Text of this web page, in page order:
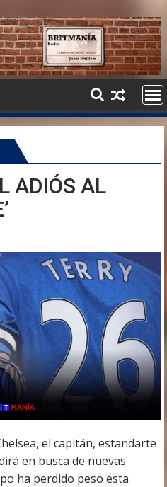
ADIÓS AL
el capitán, estandarte
en busca de nuevas
ha perdido peso esta